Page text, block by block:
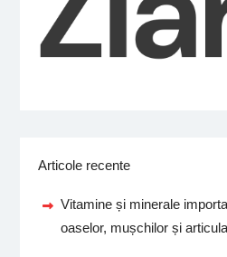
Articole recente
Vitamine și minerale
oaselor, mușchilor și